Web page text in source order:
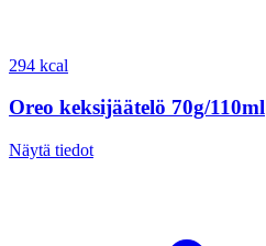
294 kcal
Oreo keksijäätelö 70g/110ml
Näytä tiedot